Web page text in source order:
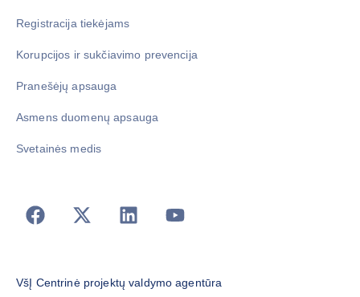
Registracija tiekėjams
Korupcijos ir sukčiavimo prevencija
Pranešėjų apsauga
Asmens duomenų apsauga
Svetainės medis
VšĮ Centrinė projektų valdymo agentūra